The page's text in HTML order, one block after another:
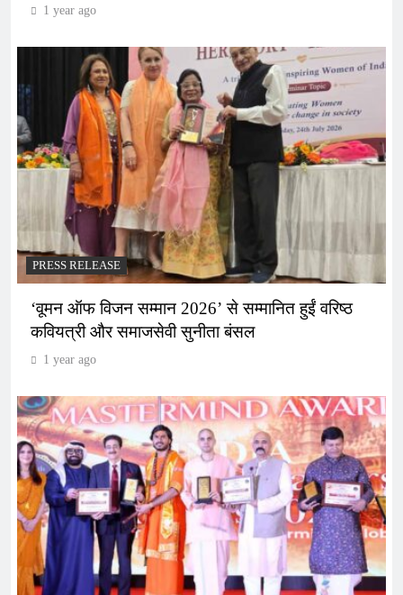
1 year ago
PRESS RELEASE
‘वूमन ऑफ विजन सम्मान 2026’ से सम्मानित हुईं वरिष्ठ
कवियत्री और समाजसेवी सुनीता बंसल
1 year ago